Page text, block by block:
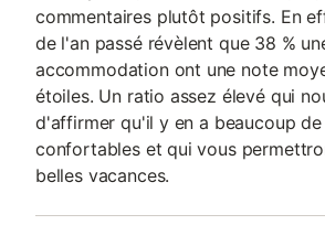
commentaires plutôt positifs. En
de l'an passé révèlent que 38 %
accommodation ont une note
étoiles. Un ratio assez élevé qui
d'affirmer qu'il y en a beaucoup
confortables et qui vous
belles vacances.